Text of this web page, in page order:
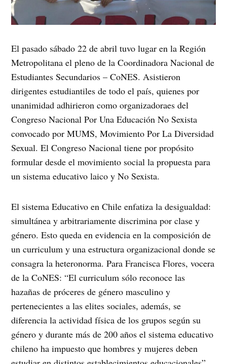
El pasado sábado 22 de abril tuvo lugar en la Región
Metropolitana el pleno de la Coordinadora Nacional de
Estudiantes Secundarios – CoNES. Asistieron
dirigentes estudiantiles de todo el país, quienes por
unanimidad adhirieron como organizadoraes del
Congreso Nacional Por Una Educación No Sexista
convocado por MUMS, Movimiento Por La Diversidad
Sexual. El Congreso Nacional tiene por propósito
formular desde el movimiento social la propuesta para
un sistema educativo laico y No Sexista.
El sistema Educativo en Chile enfatiza la desigualdad:
simultánea y arbitrariamente discrimina por clase y
género. Esto queda en evidencia en la composición de
un curriculum y una estructura organizacional donde se
consagra la heteronorma. Para Francisca Flores, vocera
de la CoNES: “El curriculum sólo reconoce las
hazañas de próceres de género masculino y
pertenecientes a las elites sociales, además, se
diferencia la actividad física de los grupos según su
género y durante más de 200 años el sistema educativo
chileno ha impuesto que hombres y mujeres deben